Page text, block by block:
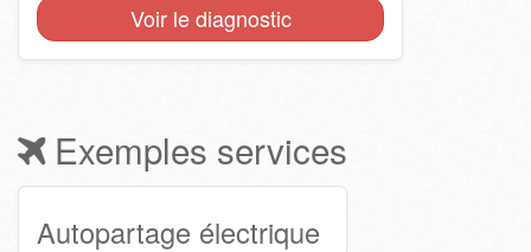
Voir le diagnostic
Exemples services
Autopartage électrique